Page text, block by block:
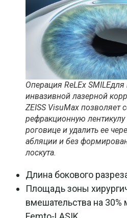
Операция ReLEx
инвазивной лазерной
ZEISS VisuMax позволяет
рефракционную лентикулу
роговице и удалить ее
абляции и без
лоскута.
Длина бокового
Площадь зоны
вмешательства на